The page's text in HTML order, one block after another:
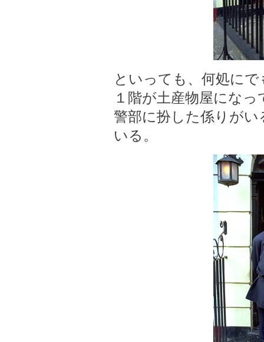
といっても、何処に
１階が土産物屋にな
警部に扮した係りが
いる。